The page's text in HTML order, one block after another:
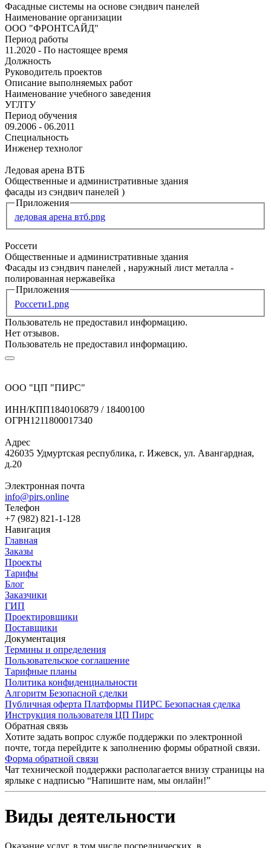
Фасадные системы на основе сэндвич панелей
Наименование организации
ООО "ФРОНТСАЙД"
Период работы
11.2020 - По настоящее время
Должность
Руководитель проектов
Описание выполняемых работ
Наименование учебного заведения
УГЛТУ
Период обучения
09.2006 - 06.2011
Специальность
Инженер технолог
Ледовая арена ВТБ
Общественные и административные здания
фасады из сэндвич панелей )
Приложения
ледовая арена втб.png
Россети
Общественные и административные здания
Фасады из сэндвич панелей , наружный лист металла -
полированная нержавейка
Приложения
Россети1.png
Пользователь не предоставил информацию.
Нет отзывов.
Пользователь не предоставил информацию.
ООО "ЦП "ПИРС"
ИНН/КПП1840106879 / 18400100
ОГРН1211800017340
Адрес
426035 Удмуртская республика, г. Ижевск, ул. Авангардная,
д.20
Электронная почта
info@pirs.online
Телефон
+7 (982) 821-1-128
Навигация
Главная
Заказы
Проекты
Тарифы
Блог
Заказчики
ГИП
Проектировщики
Поставщики
Документация
Термины и определения
Пользовательское соглашение
Тарифные планы
Политика конфиденциальности
Алгоритм Безопасной сделки
Публичная оферта Платформы ПИРС Безопасная сделка
Инструкция пользователя ЦП Пирс
Обратная связь
Хотите задать вопрос службе поддержки по электронной
почте, тогда перейдите к заполнению формы обратной связи.
Форма обратной связи
Чат технической поддержки располагается внизу страницы на
ярлыке с надписью “Напишите нам, мы онлайн!”
Виды деятельности
Оказание услуг, в том числе посреднических, в